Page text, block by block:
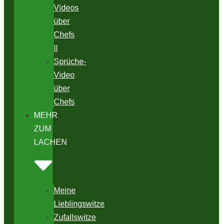
Videos
über
Chefs
Sprüche-
Video
über
Chefs
MEHR
ZUM
LACHEN
Meine
Lieblingswitze
Zufallswitze